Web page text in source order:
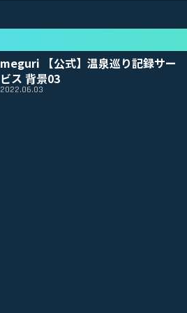
meguri 【公式】温泉巡り記録サー
ビス 背景03
2022.06.03